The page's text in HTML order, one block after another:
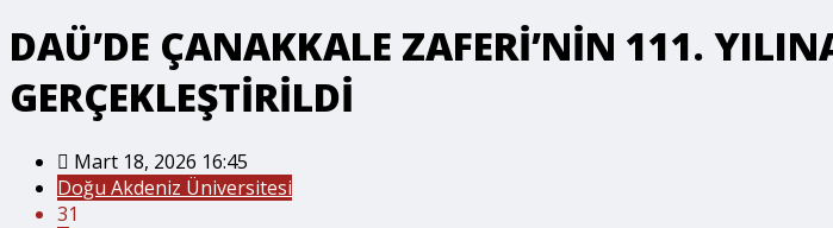
DAÜ’DE ÇANAKKALE ZAFERİ’NİN 111.
GERÇEKLEŞTİRİLDİ
Mart 18, 2026 16:45
Doğu Akdeniz Üniversitesi
31